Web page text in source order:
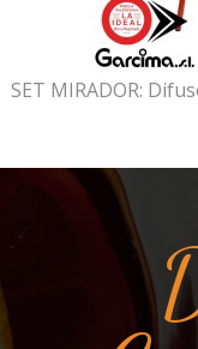
SET MIRADOR: